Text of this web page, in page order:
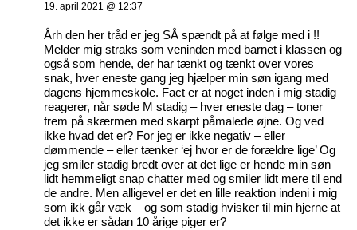
19. april 2021 @ 12:37
Årh den her tråd er jeg SÅ spændt på at følge med i !!
Melder mig straks som veninden med barnet i klassen og
også som hende, der har tænkt og tænkt over vores
snak, hver eneste gang jeg hjælper min søn igang med
dagens hjemmeskole. Fact er at noget inden i mig stadig
reagerer, når søde M stadig – hver eneste dag – toner
frem på skærmen med skarpt påmalede øjne. Og ved
ikke hvad det er? For jeg er ikke negativ – eller
dømmende – eller tænker ‘ej hvor er de forældre lige’ Og
jeg smiler stadig bredt over at det lige er hende min søn
lidt hemmeligt snap chatter med og smiler lidt mere til end
de andre. Men alligevel er det en lille reaktion indeni i mig
som ikk går væk – og som stadig hvisker til min hjerne at
det ikke er sådan 10 årige piger er?